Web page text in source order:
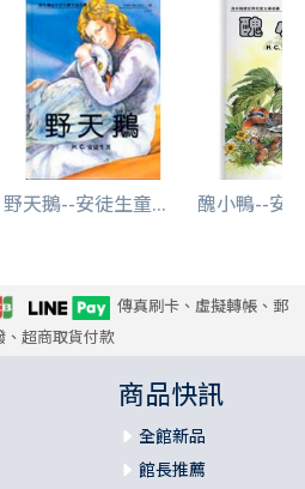
野天鵝--安徒生童... 醜小鴨--安
傳真刷卡、虛擬轉帳、郵
、超商取貨付款
商品快訊
全館新品
館長推薦